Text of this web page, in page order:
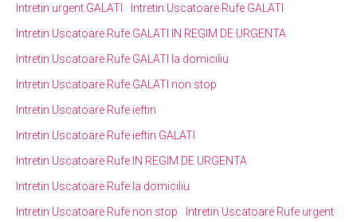
Intretin urgent GALATI
Intretin Uscatoare Rufe GALATI
Intretin Uscatoare Rufe GALATI IN REGIM DE URGENTA
Intretin Uscatoare Rufe GALATI la domiciliu
Intretin Uscatoare Rufe GALATI non stop
Intretin Uscatoare Rufe ieftin
Intretin Uscatoare Rufe ieftin GALATI
Intretin Uscatoare Rufe IN REGIM DE URGENTA
Intretin Uscatoare Rufe la domiciliu
Intretin Uscatoare Rufe non stop
Intretin Uscatoare Rufe urgent